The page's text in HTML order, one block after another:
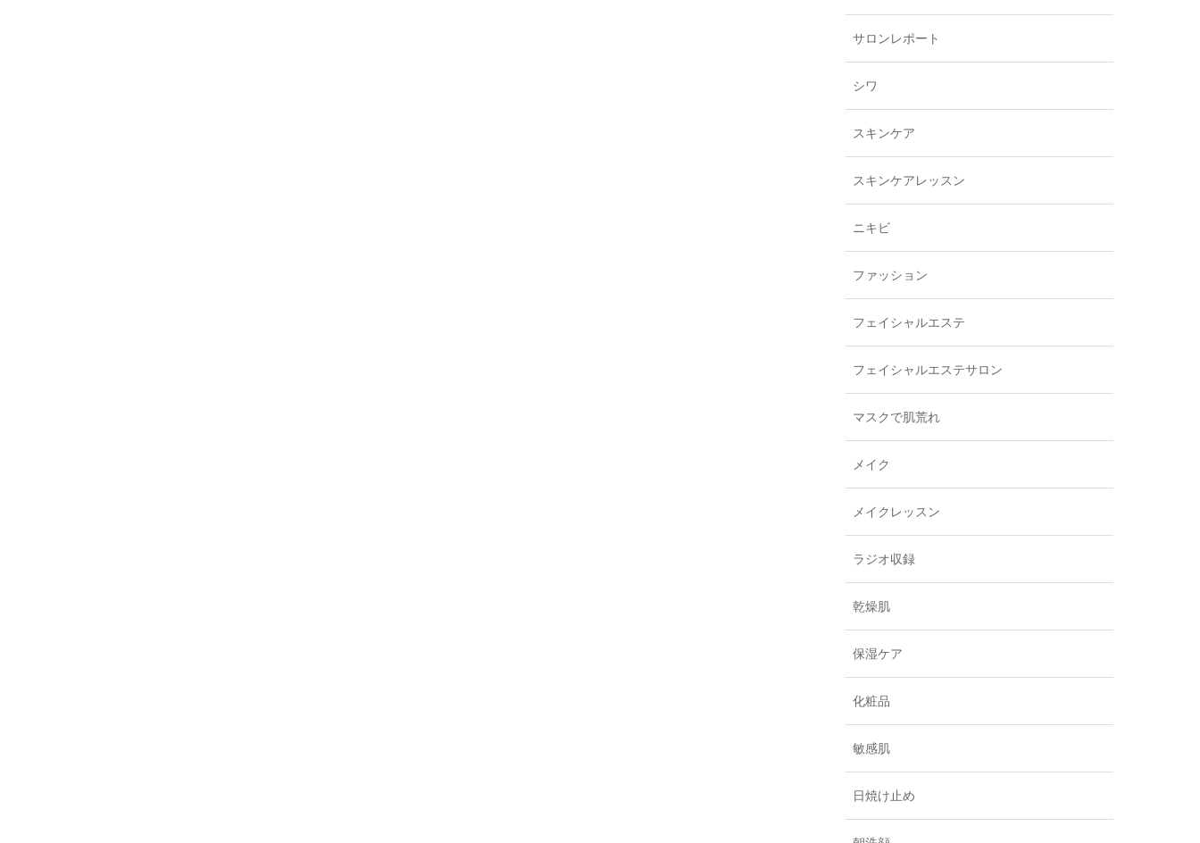
サロンレポート
シワ
スキンケア
スキンケアレッスン
ニキビ
ファッション
フェイシャルエステ
フェイシャルエステサロン
マスクで肌荒れ
メイク
メイクレッスン
ラジオ収録
乾燥肌
保湿ケア
化粧品
敏感肌
日焼け止め